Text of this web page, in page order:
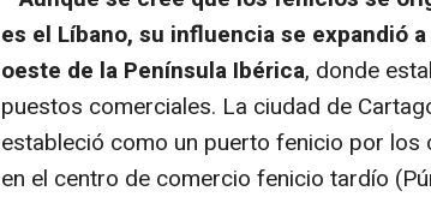
es el Líbano, su influencia se expandió
oeste de la Península Ibérica, donde
puestos comerciales. La ciudad de
estableció como un puerto fenicio por
en el centro de comercio fenicio tardío